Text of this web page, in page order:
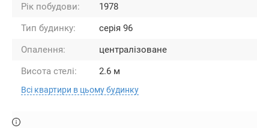
Рік побудови:
1978
Тип будинку:
серія 96
Опалення:
централізоване
Висота стелі:
2.6 м
Всі квартири в цьому будинку